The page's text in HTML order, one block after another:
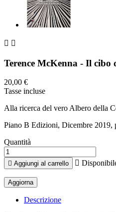
 
Terence McKenna - Il cibo
20,00 €
Tasse incluse
Alla ricerca del vero Albero della
Piano B Edizioni, Dicembre 2019,
Quantità
 Aggiungi al carrello 
Descrizione